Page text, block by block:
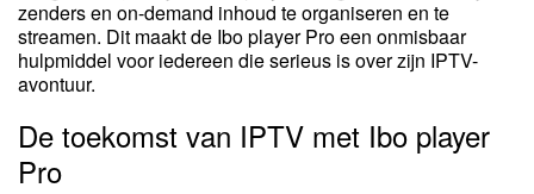
zenders en on-demand inhoud te organiseren en te
streamen. Dit maakt de Ibo player Pro een onmisbaar
hulpmiddel voor iedereen die serieus is over zijn IPTV-
avontuur.
De toekomst van IPTV met Ibo player
Pro